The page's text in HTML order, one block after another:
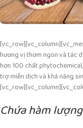
hương vị thơm ngon và tác
hơn 100 chất
trợ miễn dịch và khả năng
Chứa hàm